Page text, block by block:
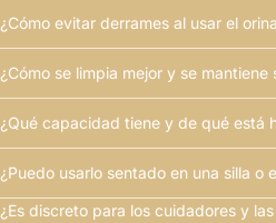
¿Cómo evitar derrames al usar el
¿Cómo se limpia mejor y se mantiene
¿Qué capacidad tiene y de qué está
¿Puedo usarlo sentado en una silla o
¿Es discreto para los cuidadores y